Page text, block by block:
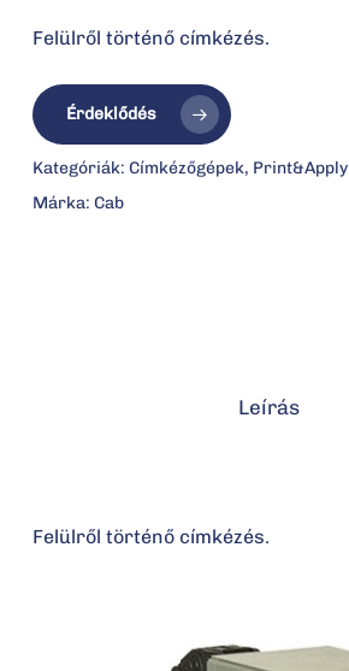
Felülről történő címkézés.
Érdeklődés
Kategóriák: Címkézőgépek, Print&Apply
Márka: Cab
Leírás
Felülről történő címkézés.